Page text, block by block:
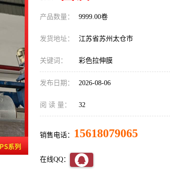
产品数量： 9999.00卷
发货地址： 江苏省苏州太仓市
关键词： 彩色拉伸膜
发布日期： 2026-08-06
阅 读 量： 32
销售电话： 15618079065
在线QQ：